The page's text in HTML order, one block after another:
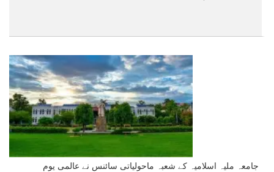
جامعہ ملیہ اسلامیہ کے شعبہ ماحولیاتی سائنس نے عالمی یوم